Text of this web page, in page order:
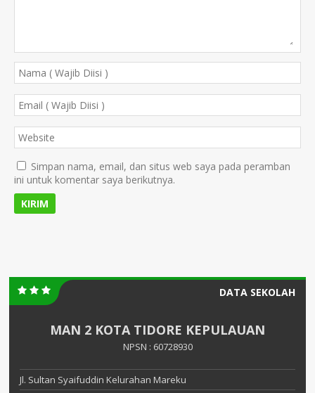
Simpan nama, email, dan situs web saya pada peramban
ini untuk komentar saya berikutnya.
DATA SEKOLAH
MAN 2 KOTA TIDORE KEPULAUAN
NPSN : 60728930
Jl. Sultan Syaifuddin Kelurahan Mareku